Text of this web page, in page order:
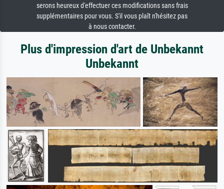
serons heureux d'effectuer ces modifications sans frais
supplémentaires pour vous. S'il vous plaît n'hésitez pas
à nous contacter.
Plus d'impression d'art de Unbekannt
Unbekannt